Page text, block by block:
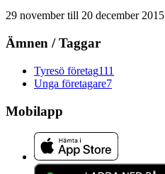
29 novembertill 20 december 2015
Ämnen / Taggar
Tyresö företag111
Unga företagare7
Mobilapp